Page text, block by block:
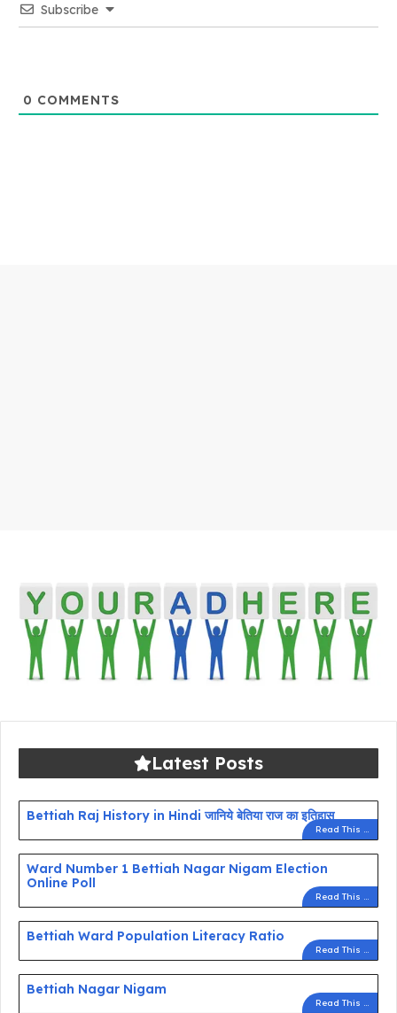
Subscribe
0 COMMENTS
Latest Posts
Bettiah Raj History in Hindi जानिये बेतिया राज का इतिहास
Read This ...
Ward Number 1 Bettiah Nagar Nigam Election
Online Poll
Read This ...
Bettiah Ward Population Literacy Ratio
Read This ...
Bettiah Nagar Nigam
Read This ...